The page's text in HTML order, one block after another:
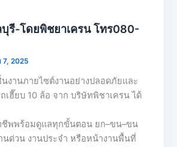
บุรี-โดยพิชยาเครน โทร080-
7, 2025
งานภายไซต์งานอย่างปลอดภัยและ
ถเฮี๊ยบ 10 ล้อ จาก บริษัทพิชาเครน ได้
ชีพพร้อมดูแลทุกขั้นตอน ยก–ขน–ขน
นด่วน งานประจำ หรือหน้างานพื้นที่